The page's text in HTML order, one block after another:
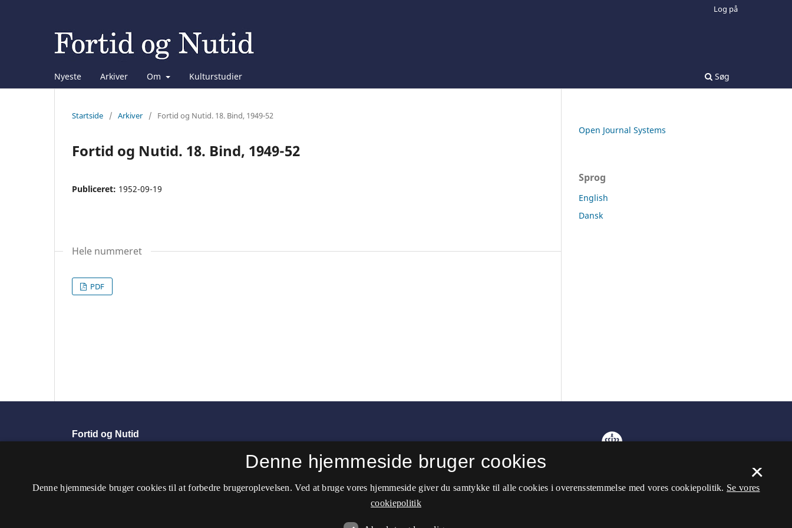
Nyeste Arkiver Om Kulturstudier Søg
Log på
Startside / Arkiver / Fortid og Nutid. 18. Bind, 1949-52
Fortid og Nutid. 18. Bind, 1949-52
Publiceret: 1952-09-19
Hele nummeret
PDF
Open Journal Systems
Sprog
English
Dansk
Fortid og Nutid
Tidsskriftet er ophørt. Det er fortsat somKulturstudier.
×
Denne hjemmeside bruger cookies
Denne hjemmeside bruger cookies til at forbedre brugeroplevelsen. Ved at bruge vores hjemmeside giver du samtykke til alle cookies i overensstemmelse med vores cookiepolitik. Se vores
cookiepolitik